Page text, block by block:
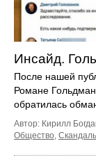
Инсайд.
После нашей
Романе
обратилась
Автор: Кирилл
Общество,